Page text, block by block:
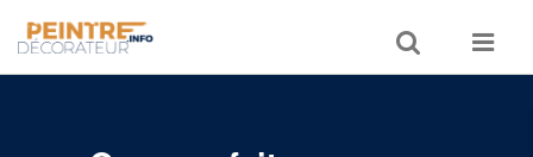
Toggle
search
Toggle